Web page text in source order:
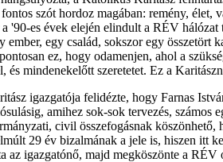
szót hordoz magában: remény, élet,
'90-es évek elején elindult a RÉV
egy család, sokszor egy
ez, hogy odamenjen, ahol a
mindenekelőtt szeretetet. Ez a
igazgatója felidézte, hogy Farnas
amihez sok-sok tervezés,
civil összefogásnak
29 év bizalmának a jele is, hiszen itt
igazgatónő, majd megköszönte a